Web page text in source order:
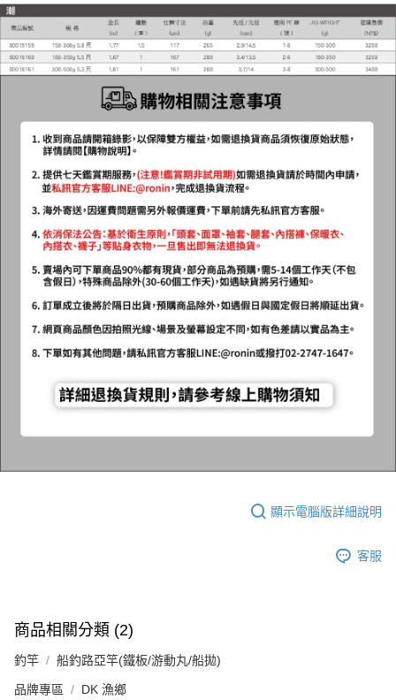
顯示電腦版詳細說明
客服
商品相關分類 (2)
釣竿 船釣路亞竿(鐵板/游動丸/船拋)
品牌專區 DK 漁鄉